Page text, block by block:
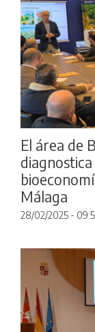
El área de
Málaga
28/02/2025 -